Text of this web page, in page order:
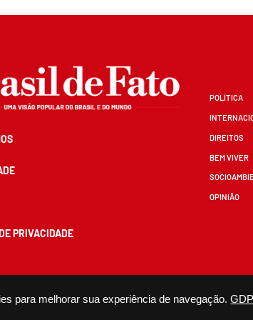
para melhorar sua experiência de navegação.
PRIVACIDADE
POLÍTICA
DIREITOS
BEM VIVER
OPINIÃO